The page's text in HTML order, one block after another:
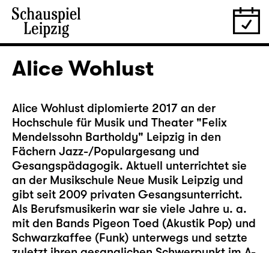
Alice Wohlust
Alice Wohlust diplomierte 2017 an der
Hochschule für Musik und Theater "Felix
Mendelssohn Bartholdy" Leipzig in den
Fächern Jazz-/Populargesang und
Gesangspädagogik. Aktuell unterrichtet sie
an der Musikschule Neue Musik Leipzig und
gibt seit 2009 privaten Gesangsunterricht.
Als Berufsmusikerin war sie viele Jahre u. a.
mit den Bands Pigeon Toed (Akustik Pop) und
Schwarzkaffee (Funk) unterwegs und setzte